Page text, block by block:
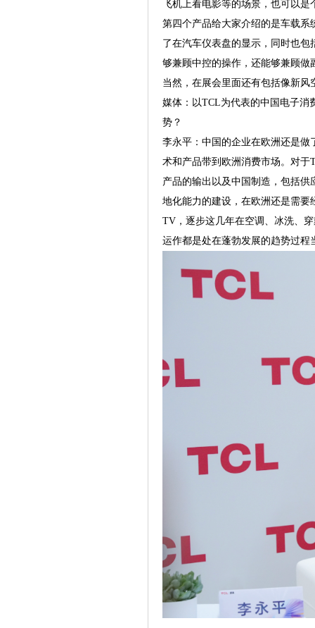
飞机上看电影等的场景，也可以
第四个产品给大家介绍的是车载
了在汽车仪表盘的显示，同时也
够兼顾中控的操作，还能够兼顾
当然，在展会里面还有包括像新
媒体：以TCL为代表的中国电子消
势？
李永平：中国的企业在欧洲还是
术和产品带到欧洲消费市场。对于
产品的输出以及中国制造，包括
地化能力的建设，在欧洲还是需
TV，逐步这几年在空调、冰洗、
运作都是处在蓬勃发展的趋势过程